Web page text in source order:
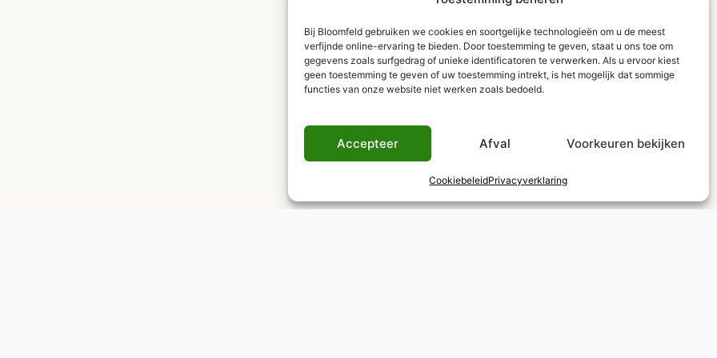
Bij Bloomfeld gebruiken we cookies en soortgelijke technologieën om u de meest
verfijnde online-ervaring te bieden. Door toestemming te geven, staat u ons toe om
gegevens zoals surfgedrag of unieke identificatoren te verwerken. Als u ervoor kiest
geen toestemming te geven of uw toestemming intrekt, is het mogelijk dat sommige
functies van onze website niet werken zoals bedoeld.
Accepteer Afval Voorkeuren bekijken
CookiebeleidPrivacyverklaring